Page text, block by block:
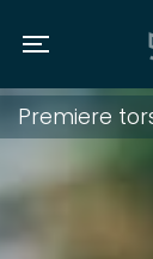
Toggle
Premiere